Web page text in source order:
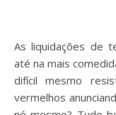
As liquidações de temporada provocam a cobiça fashion
até na mais
difícil mesmo
vermelhos